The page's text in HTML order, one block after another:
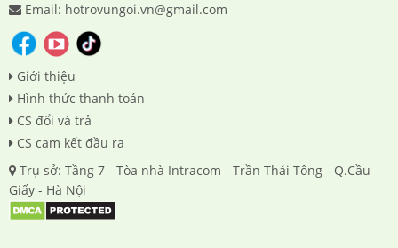
Email: hotrovungoi.vn@gmail.com
Giới thiệu
Hình thức thanh toán
CS đổi và trả
CS cam kết đầu ra
Trụ sở: Tầng 7 - Tòa nhà Intracom - Trần Thái Tông - Q.Cầu
Giấy - Hà Nội